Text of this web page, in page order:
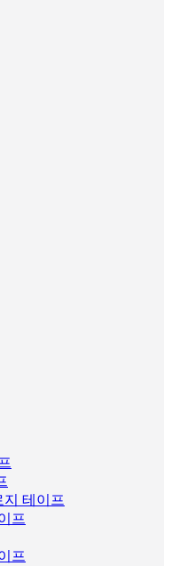
테이프
프
프